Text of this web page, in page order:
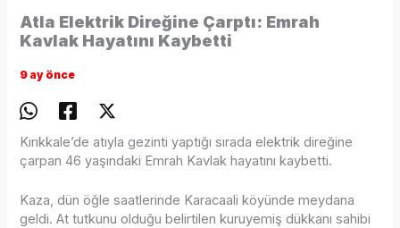
Atla Elektrik Direğine Çarptı: Emrah
Kavlak Hayatını Kaybetti
9 ay önce
Kırıkkale’de atıyla gezinti yaptığı sırada elektrik direğine
çarpan 46 yaşındaki Emrah Kavlak hayatını kaybetti.
Kaza, dün öğle saatlerinde Karacaali köyünde meydana
geldi. At tutkunu olduğu belirtilen kuruyemiş dükkanı sahibi